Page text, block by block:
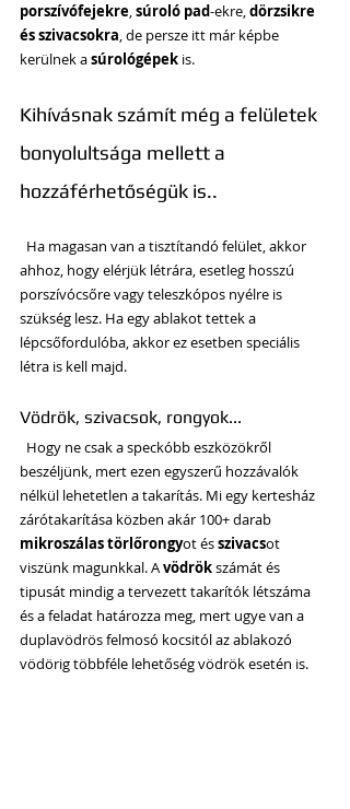
porszívófejekre, súroló pad-ekre, dörzsikre
és szivacsokra, de persze itt már képbe
kerülnek a súrológépek is.
Kihívásnak számít még a felületek
bonyolultsága mellett a
hozzáférhetőségük is..
ahhoz, hogy elérjük létrára, esetleg hosszú
porszívócsőre vagy teleszkópos nyélre is
szükség lesz. Ha egy ablakot tettek a
lépcsőfordulóba, akkor ez esetben speciális
létra is kell majd.
Vödrök, szivacsok, rongyok...
beszéljünk, mert ezen egyszerű hozzávalók
nélkül lehetetlen a takarítás. Mi egy kertesház
zárótakarítása közben akár 100+ darab
mikroszálas törlőrongyot és szivacsot
viszünk magunkkal. A vödrök számát és
tipusát mindig a tervezett takarítók létszáma
és a feladat határozza meg, mert ugye van a
duplavödrös felmosó kocsitól az ablakozó
vödörig többféle lehetőség vödrök esetén is.